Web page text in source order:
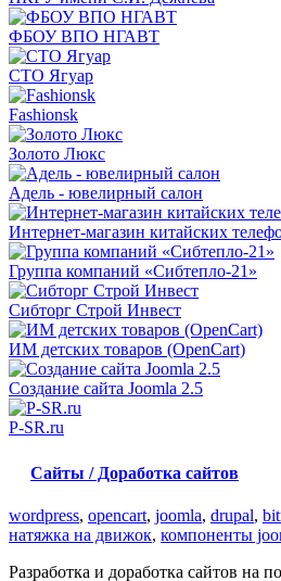
ФБОУ ВПО НГАВТ
СТО Ягуар
Fashionsk
Золото Люкс
Адель - ювелирный салон
Интернет-магазин китайских
Группа компаний «Сибтепло-21»
Сибторг Строй Инвест
ИМ детских товаров (OpenCart)
Создание сайта Joomla 2.5
P-SR.ru
Сайты / Доработка сайтов
wordpress, opencart, joomla, drupal,
натяжка на движок, компоненты
Разработка и доработка сайтов на